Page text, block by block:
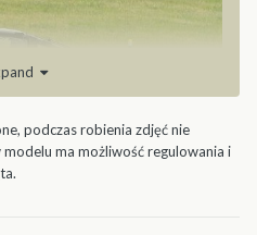
podczas robienia zdjęć nie
ma możliwość regulowania i